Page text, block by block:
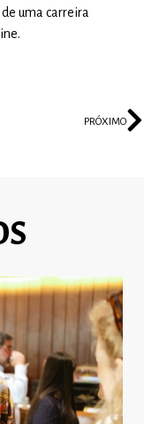
uma carreira
PRÓXIMO